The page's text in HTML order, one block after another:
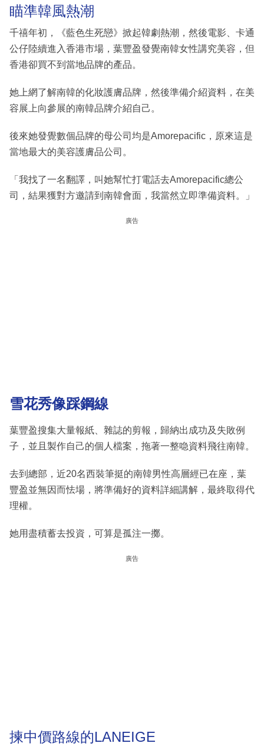
瞄準韓風熱潮
千禧年初，《藍色生死戀》掀起韓劇熱潮，然後電影、卡通
公仔陸續進入香港市場，葉豐盈發覺南韓女性講究美容，但
香港卻買不到當地品牌的產品。
她上網了解南韓的化妝護膚品牌，然後準備介紹資料，在美
容展上向參展的南韓品牌介紹自己。
後來她發覺數個品牌的母公司均是Amorepacific，原來這是
當地最大的美容護膚品公司。
「我找了一名翻譯，叫她幫忙打電話去Amorepacific總公
司，結果獲對方邀請到南韓會面，我當然立即準備資料。」
廣告
雪花秀像踩鋼線
葉豐盈搜集大量報紙、雜誌的剪報，歸納出成功及失敗例
子，並且製作自己的個人檔案，拖著一整喼資料飛往南韓。
去到總部，近20名西裝筆挺的南韓男性高層經已在座，葉
豐盈並無因而怯場，將準備好的資料詳細講解，最終取得代
理權。
她用盡積蓄去投資，可算是孤注一擲。
廣告
揀中價路線的LANEIGE